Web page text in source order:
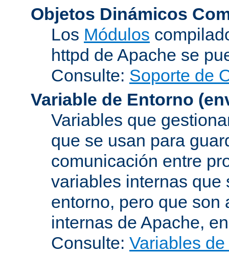
Objetos Dinámicos
Los Módulos
httpd de Apache se
Consulte: Soporte de
Variable de Entorno
Variables que
que se usan para
comunicación entre
variables internas que
entorno, pero que son
internas de Apache,
Consulte: Variables